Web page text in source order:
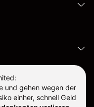
und gehen wegen der
einher, schnell Geld